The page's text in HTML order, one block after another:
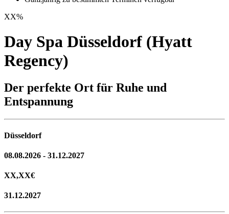
XX%
Day Spa Düsseldorf (Hyatt
Regency)
Der perfekte Ort für Ruhe und
Entspannung
Düsseldorf
08.08.2026 - 31.12.2027
XX,XX€
31.12.2027